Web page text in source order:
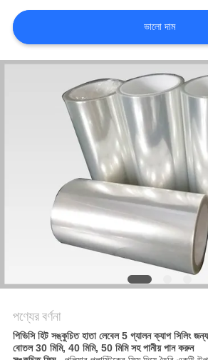
খবর
উদ্ধৃতির
গোপনীয়তা
ভালো দাম
পণ্যের বর্ণনা
পিভিসি হিট সঙ্কুচিত হাতা লেবেল 5 গ্যালন ক্যাপ সিলিং
বোতল 30 মিমি, 40 মিমি, 50 মিমি সহ পানীয় পান করুন